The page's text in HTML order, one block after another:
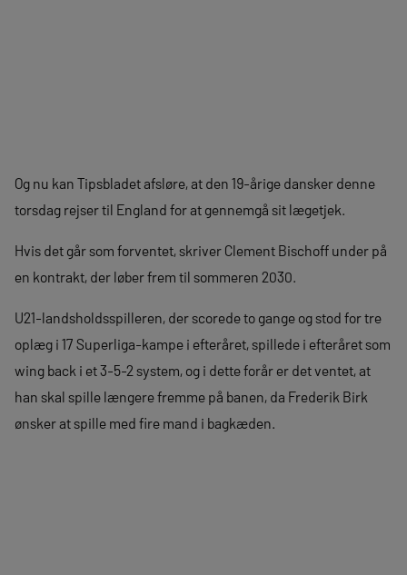
Og nu kan Tipsbladet afsløre, at den 19-årige dansker denne
torsdag rejser til England for at gennemgå sit lægetjek.
Hvis det går som forventet, skriver Clement Bischoff under på
en kontrakt, der løber frem til sommeren 2030.
U21-landsholdsspilleren, der scorede to gange og stod for tre
oplæg i 17 Superliga-kampe i efteråret, spillede i efteråret som
wing back i et 3-5-2 system, og i dette forår er det ventet, at
han skal spille længere fremme på banen, da Frederik Birk
ønsker at spille med fire mand i bagkæden.